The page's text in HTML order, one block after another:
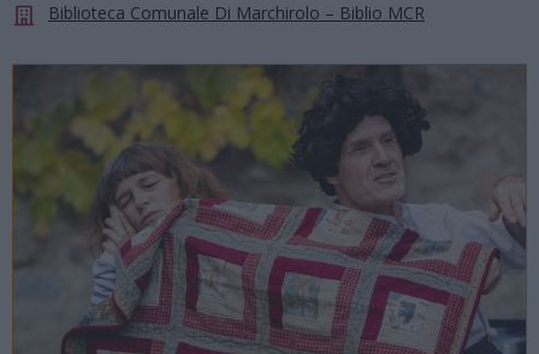
Biblioteca Comunale Di Marchirolo – Biblio MCR